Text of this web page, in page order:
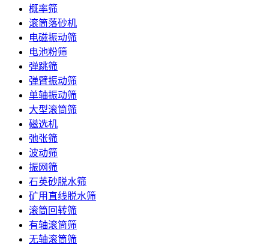
概率筛
滚筒落砂机
电磁振动筛
电池粉筛
弹跳筛
弹臂振动筛
单轴振动筛
大型滚筒筛
磁选机
弛张筛
波动筛
振网筛
石英砂脱水筛
矿用直线脱水筛
滚筒回转筛
有轴滚筒筛
无轴滚筒筛